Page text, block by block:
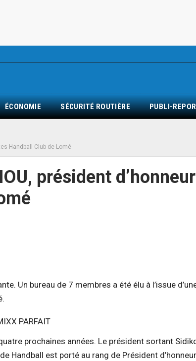
ÉCONOMIE SÉCURITÉ ROUTIÈRE PUBLI-
Handball Club de Lomé
président
Un bureau de 7 membres a été élu à l’issue
prochaines années. Le président sortant
Handball est porté au rang de Président